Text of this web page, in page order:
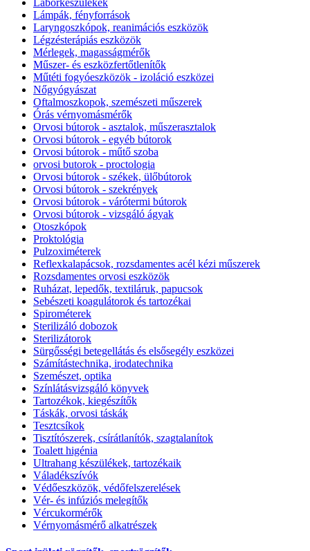
Laborkészülékek
Lámpák, fényforrások
Laryngoszkópok, reanimációs eszközök
Légzésterápiás eszközök
Mérlegek, magasságmérők
Műszer- és eszközfertőtlenítők
Műtéti fogyóeszközök - izoláció eszközei
Nőgyógyászat
Oftalmoszkopok, szemészeti műszerek
Órás vérnyomásmérők
Orvosi bútorok - asztalok, műszerasztalok
Orvosi bútorok - egyéb bútorok
Orvosi bútorok - műtő szoba
orvosi butorok - proctologia
Orvosi bútorok - székek, ülőbútorok
Orvosi bútorok - szekrények
Orvosi bútorok - várótermi bútorok
Orvosi bútorok - vizsgáló ágyak
Otoszkópok
Proktológia
Pulzoximéterek
Reflexkalapácsok, rozsdamentes acél kézi műszerek
Rozsdamentes orvosi eszközök
Ruházat, lepedők, textiláruk, papucsok
Sebészeti koagulátorok és tartozékai
Spirométerek
Sterilizáló dobozok
Sterilizátorok
Sürgősségi betegellátás és elsősegély eszközei
Számítástechnika, irodatechnika
Szemészet, optika
Színlátásvizsgáló könyvek
Tartozékok, kiegészítők
Táskák, orvosi táskák
Tesztcsíkok
Tisztítószerek, csírátlanítók, szagtalanítok
Toalett higénia
Ultrahang készülékek, tartozékaik
Váladékszívók
Védőeszközök, védőfelszerelések
Vér- és infúziós melegítők
Vércukormérők
Vérnyomásmérő alkatrészek